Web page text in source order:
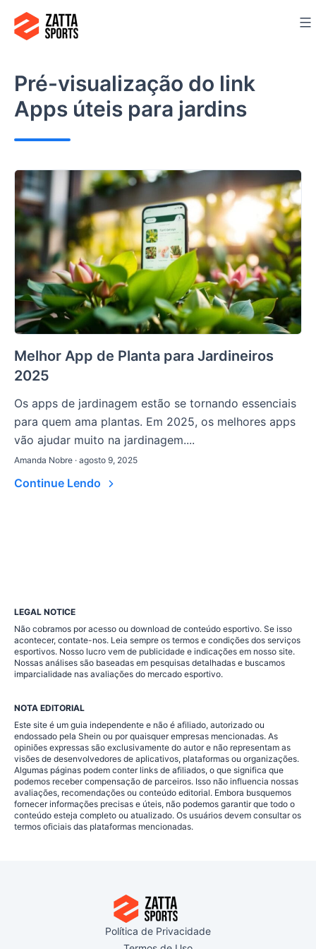
para
conteúdo
Pré-visualização do link
Apps úteis para jardins
Melhor App de Planta para Jardineiros
2025
Os apps de jardinagem estão se tornando essenciais
para quem ama plantas. Em 2025, os melhores apps
vão ajudar muito na jardinagem....
Amanda Nobre · agosto 9, 2025
Continue Lendo
LEGAL NOTICE
Não cobramos por acesso ou download de conteúdo esportivo. Se isso
acontecer, contate-nos. Leia sempre os termos e condições dos serviços
esportivos. Nosso lucro vem de publicidade e indicações em nosso site.
Nossas análises são baseadas em pesquisas detalhadas e buscamos
imparcialidade nas avaliações do mercado esportivo.
NOTA EDITORIAL
Este site é um guia independente e não é afiliado, autorizado ou
endossado pela Shein ou por quaisquer empresas mencionadas. As
opiniões expressas são exclusivamente do autor e não representam as
visões de desenvolvedores de aplicativos, plataformas ou organizações.
Algumas páginas podem conter links de afiliados, o que significa que
podemos receber compensação de parceiros. Isso não influencia nossas
avaliações, recomendações ou conteúdo editorial. Embora busquemos
fornecer informações precisas e úteis, não podemos garantir que todo o
conteúdo esteja completo ou atualizado. Os usuários devem consultar os
termos oficiais das plataformas mencionadas.
Política de Privacidade